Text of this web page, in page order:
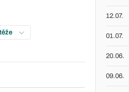
12.07.
01.07.
20.06.
09.06.